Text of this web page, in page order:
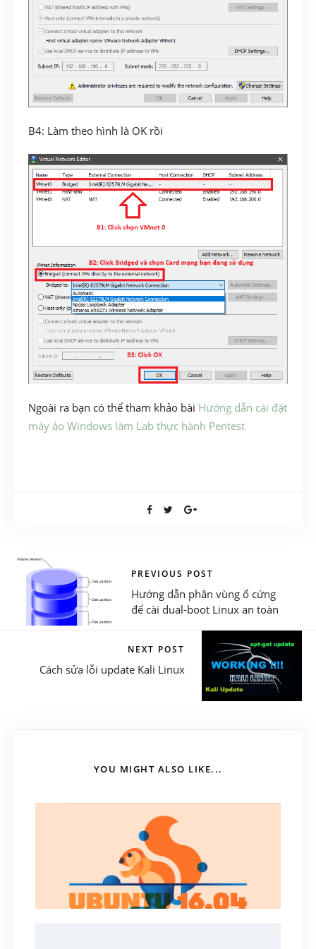
B4: Làm theo hình là OK rồi
Ngoài ra bạn có thể tham khảo bài Hướng dẫn cài đặt
máy ảo Windows làm Lab thực hành Pentest
PREVIOUS POST
Hướng dẫn phân vùng ổ cứng
để cài dual-boot Linux an toàn
NEXT POST
Cách sửa lỗi update Kali Linux
YOU MIGHT ALSO LIKE...